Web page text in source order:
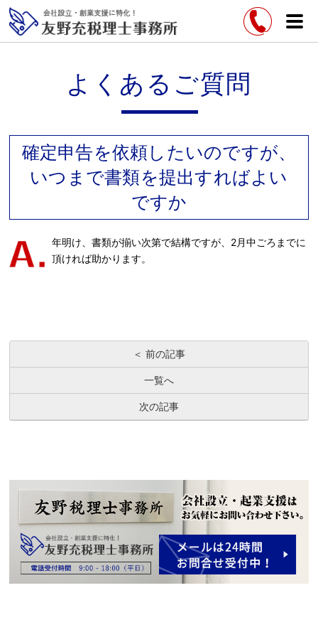
よくあるご質問
確定申告を依頼したいのですが、
いつまで書類を提出すればよい
ですか
年明け、書類が揃い次第で結構ですが、2月中ごろまでに
頂ければ助かります。
＜ 前の記事
一覧へ
次の記事